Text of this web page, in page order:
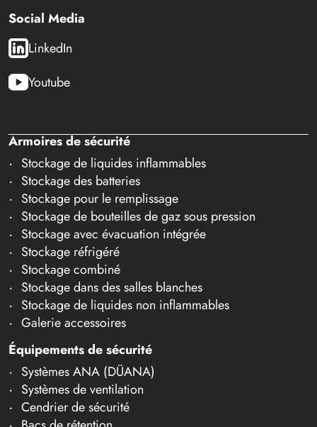
Social Media
LinkedIn
Youtube
Armoires de sécurité
Stockage de liquides inflammables
Stockage des batteries
Stockage pour le remplissage
Stockage de bouteilles de gaz sous pression
Stockage avec évacuation intégrée
Stockage réfrigéré
Stockage combiné
Stockage dans des salles blanches
Stockage de liquides non inflammables
Galerie accessoires
Équipements de sécurité
Systèmes ANA (DÜANA)
Systèmes de ventilation
Cendrier de sécurité